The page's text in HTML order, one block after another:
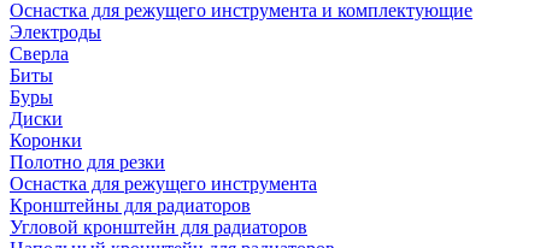
Оснастка для режущего инструмента и комплектующие
Электроды
Сверла
Биты
Буры
Диски
Коронки
Полотно для резки
Оснастка для режущего инструмента
Кронштейны для радиаторов
Угловой кронштейн для радиаторов